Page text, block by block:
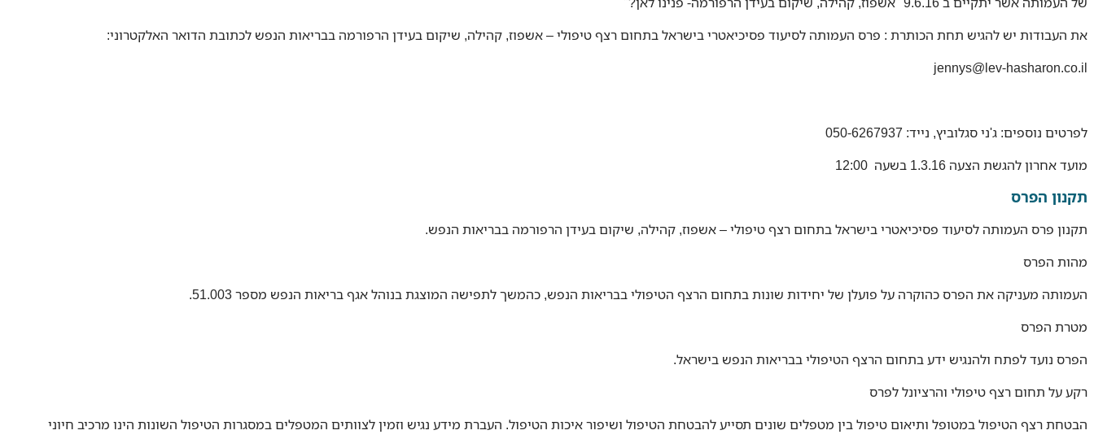
את העבודות יש להגיש תחת הכותרת : פרס העמותה לסיעוד פסיכיאטרי בישראל בתחום רצף טיפולי – אשפוז, קהילה, שיקום בעידן הרפורמה בבריאות הנפש לכתובת הדואר האלקטרוני:
jennys@lev-hasharon.co.il
לפרטים נוספים: ג'ני סגלוביץ, נייד: 050-6267937
מועד אחרון להגשת הצעה 1.3.16 בשעה 12:00
תקנון הפרס
תקנון פרס העמותה לסיעוד פסיכיאטרי בישראל בתחום רצף טיפולי – אשפוז, קהילה, שיקום בעידן הרפורמה בבריאות הנפש.
מהות הפרס
העמותה מעניקה את הפרס כהוקרה על פועלן של יחידות שונות בתחום הרצף הטיפולי בבריאות הנפש, כהמשך לתפישה המוצגת בנוהל אגף בריאות הנפש מספר 51.003.
מטרת הפרס
הפרס נועד לפתח ולהנגיש ידע בתחום הרצף הטיפולי בבריאות הנפש בישראל.
רקע על תחום רצף טיפולי והרציונל לפרס
הבטחת רצף הטיפול במטופל ותיאום טיפול בין מטפלים שונים תסייע להבטחת הטיפול ושיפור איכות הטיפול. העברת מידע נגיש וזמין לצוותים המטפלים במסגרות הטיפול השונות הינו מרכיב חיוני